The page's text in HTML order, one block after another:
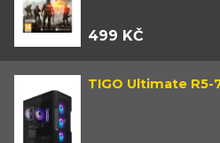
499 KČ
TIGO Ultimate R5-